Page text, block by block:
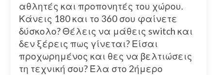
αθλητές και προπονητές του χώρου.
Κάνεις 180 και το 360 σου φαίνετε
δύσκολο? Θέλεις να μάθεις switch και
δεν ξέρεις πως γίνεται? Είσαι
προχωρημένος και θες να βελτιώσεις
τη τεχνική σου? Έλα στο 2ήμερο